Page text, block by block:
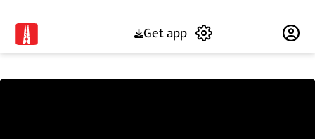
Get app